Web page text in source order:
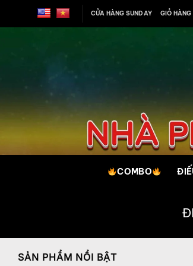
CỬA HÀNG SUNDAY GIỎ HÀNG
COMBO
SẢN PHẨM NỔI BẬT